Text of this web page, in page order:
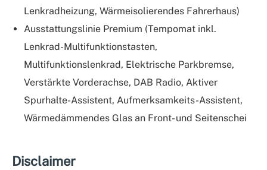
Lenkradheizung, Wärmeisolierendes Fahrerhaus)
Ausstattungslinie Premium (Tempomat inkl.
Lenkrad-Multifunktionstasten,
Multifunktionslenkrad, Elektrische Parkbremse,
Verstärkte Vorderachse, DAB Radio, Aktiver
Spurhalte-Assistent, Aufmerksamkeits-Assistent,
Wärmedämmendes Glas an Front- und Seitenschei
Disclaimer